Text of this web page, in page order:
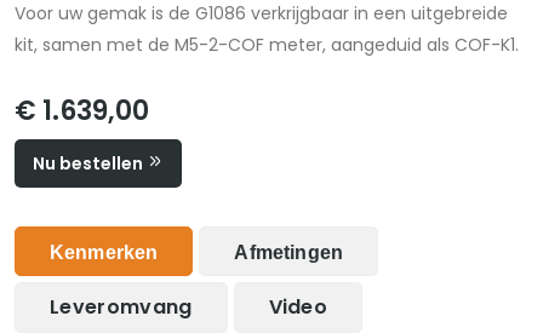
Voor uw gemak is de G1086 verkrijgbaar in een uitgebreide
kit, samen met de M5-2-COF meter, aangeduid als COF-K1.
€ 1.639,00
Nu bestellen
Kenmerken Afmetingen
Leveromvang Video